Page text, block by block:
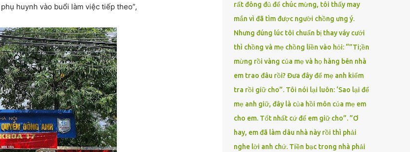
huynh vào buổi làm việc tiếp theo”,
rất đông đủ để chúc mừng, tôi thấy may
mắn vì đã tìm được người chồng ưng ý.
Nhưng đúng lúc tôi chuẩn bị thay váy cưới
thì chồng và mẹ chồng liền vào hỏi: “”Ti;ền
mừng rồi vàng của mẹ và họ hàng bên nhà
em trao đâu rồi? Đưa đây để mẹ anh kiểm
tra rồi giữ cho”. Tôi nói lại luôn: ‘Sao lại để
mẹ anh giữ, đây là của hồi môn của mẹ em
cho em. Tốt nhất cứ để em giữ cho”. ”Ơ
hay, em đã làm dâu nhà này rồi thì phải
nghe lời anh chứ. Tiền bạc trong nhà phải